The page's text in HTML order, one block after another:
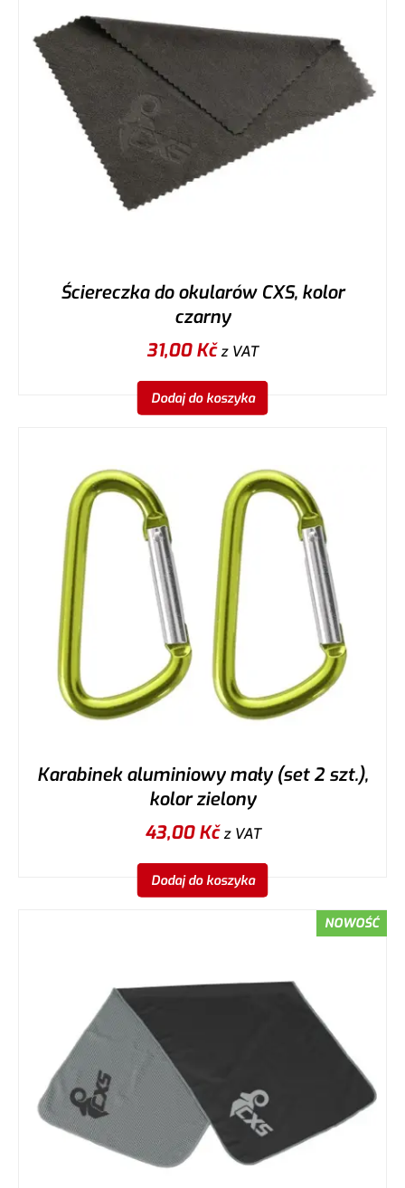
Ściereczka do okularów CXS, kolor
czarny
31,00Kčz VAT
Dodaj do koszyka
Karabinek aluminiowy mały (set 2 szt.),
kolor zielony
43,00Kčz VAT
Dodaj do koszyka
NOWOŚĆ